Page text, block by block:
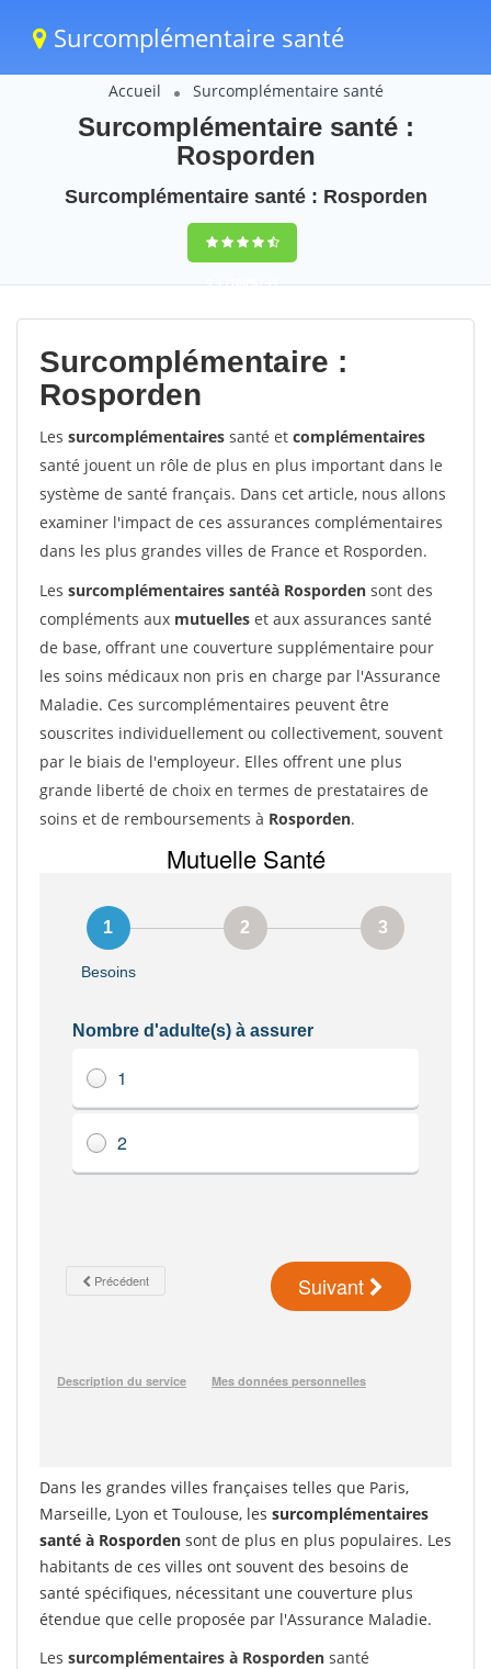
Surcomplémentaire santé
Accueil Surcomplémentaire santé
Surcomplémentaire santé :
Rosporden
Surcomplémentaire santé : Rosporden
9,4(100%)49
votes
Surcomplémentaire :
Rosporden
Les surcomplémentaires santé et complémentaires
santé jouent un rôle de plus en plus important dans le
système de santé français. Dans cet article, nous allons
examiner l'impact de ces assurances complémentaires
dans les plus grandes villes de France et Rosporden.
Les surcomplémentaires santéà Rosporden sont des
compléments aux mutuelles et aux assurances santé
de base, offrant une couverture supplémentaire pour
les soins médicaux non pris en charge par l'Assurance
Maladie. Ces surcomplémentaires peuvent être
souscrites individuellement ou collectivement, souvent
par le biais de l'employeur. Elles offrent une plus
grande liberté de choix en termes de prestataires de
soins et de remboursements à Rosporden.
Dans les grandes villes françaises telles que Paris,
Marseille, Lyon et Toulouse, les surcomplémentaires
santé à Rosporden sont de plus en plus populaires. Les
habitants de ces villes ont souvent des besoins de
santé spécifiques, nécessitant une couverture plus
étendue que celle proposée par l'Assurance Maladie.
Les surcomplémentaires à Rosporden santé